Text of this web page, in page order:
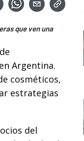
que ven una
Argentina.
cosméticos,
estrategias
del